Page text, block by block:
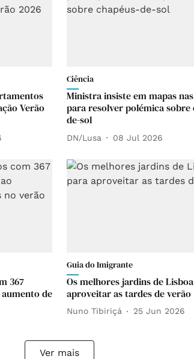
Verão
Ciência
Ministra insiste em mapas
para resolver polémica sobre
de-sol
DN/Lusa 08 Jul 2026
367
de
Guia do Imigrante
Os melhores jardins de
aproveitar as tardes de verão
Nuno Tibiriçá 25 Jun 2026
Ver mais